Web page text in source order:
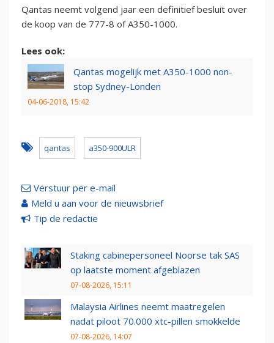
Qantas neemt volgend jaar een definitief besluit over
de koop van de 777-8 of A350-1000.
Lees ook:
Qantas mogelijk met A350-1000 non-
stop Sydney-Londen
04-06-2018, 15:42
qantas a350-900ULR
Verstuur per e-mail
Meld u aan voor de nieuwsbrief
Tip de redactie
Staking cabinepersoneel Noorse tak SAS
op laatste moment afgeblazen
07-08-2026, 15:11
Malaysia Airlines neemt maatregelen
nadat piloot 70.000 xtc-pillen smokkelde
07-08-2026, 14:07